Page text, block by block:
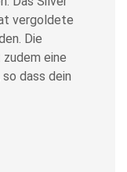
vergoldete
Die
eine
dass dein